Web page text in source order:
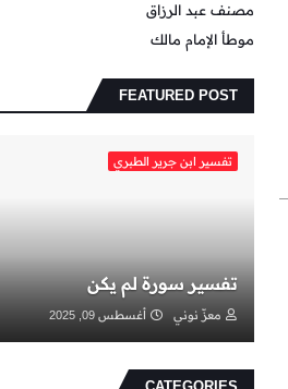
مصنف عبد الرزاق
موطأ الإمام مالك
FEATURED POST
تفسير ابن جرير الطبري
تفسير سورة لم يكن
معزّ نوني أغسطس 09, 2025